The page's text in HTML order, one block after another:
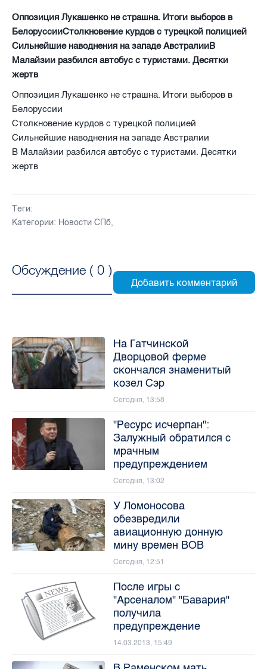
Оппозиция Лукашенко не страшна. Итоги выборов в
БелоруссииСтолкновение курдов с турецкой полицией
Сильнейшие наводнения на западе АвстралииВ
Малайзии разбился автобус с туристами. Десятки
жертв
Оппозиция Лукашенко не страшна. Итоги выборов в
Белоруссии
Столкновение курдов с турецкой полицией
Сильнейшие наводнения на западе Австралии
В Малайзии разбился автобус с туристами. Десятки
жертв
Теги:
Категории: Новости СПб,
Обсуждение ( 0 )
На Гатчинской
Дворцовой ферме
скончался знаменитый
козел Сэр
Сегодня, 13:58
"Ресурс исчерпан":
Залужный обратился с
мрачным
предупреждением
Сегодня, 13:02
У Ломоносова
обезвредили
авиационную донную
мину времен ВОВ
Сегодня, 12:51
После игры с
"Арсеналом" "Бавария"
получила
предупреждение
14.03.2013, 15:49